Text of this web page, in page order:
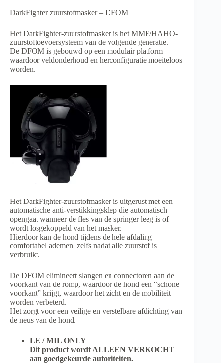
DarkFighter zuurstofmasker – DFOM
Het DarkFighter-zuurstofmasker is het MMF/HAHO-
zuurstoftoevoersysteem van de volgende generatie.
De DFOM is gebouwd op een modulair platform
waardoor veldonderhoud en herconfiguratie moeiteloos
worden.
Het DarkFighter-zuurstofmasker is uitgerust met een
automatische anti-verstikkingsklep die automatisch
opengaat wanneer de fles van de springer leeg is of
wordt losgekoppeld van het masker.
Hierdoor kan de hond tijdens de hele afdaling
comfortabel ademen, zelfs nadat alle zuurstof is
verbruikt.
De DFOM elimineert slangen en connectoren aan de
voorkant van de romp, waardoor de hond een “schone
voorkant” krijgt, waardoor het zicht en de mobiliteit
worden verbeterd.
Het zorgt voor een veilige en verstelbare afdichting van
de neus van de hond.
LE / MIL ONLY
Dit product wordt ALLEEN VERKOCHT
aan goedgekeurde autoriteiten.